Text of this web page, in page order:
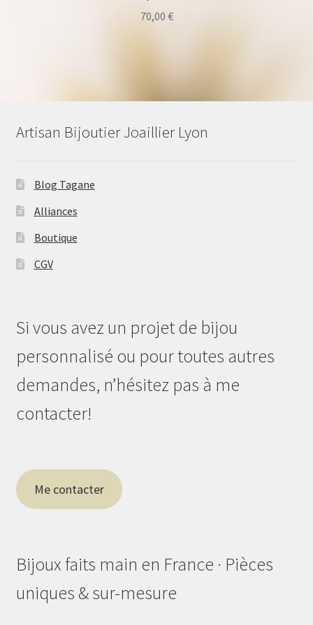
70,00 €
Artisan Bijoutier Joaillier Lyon
Blog Tagane
Alliances
Boutique
CGV
Si vous avez un projet de bijou
personnalisé ou pour toutes autres
demandes, n’hésitez pas à me
contacter!
Me contacter
Bijoux faits main en France · Pièces
uniques & sur-mesure